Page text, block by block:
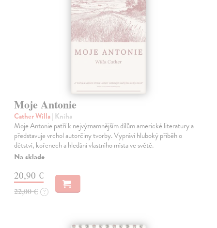
Moje Antonie
Cather Willa| Kniha
Moje Antonie patří k nejvýznamnějším dílům americké literatury a
představuje vrchol autorčiny tvorby. Vypráví hluboký příběh o
dětství, kořenech a hledání vlastního místa ve světě.
Na sklade
20,90 €
22,00 € ?